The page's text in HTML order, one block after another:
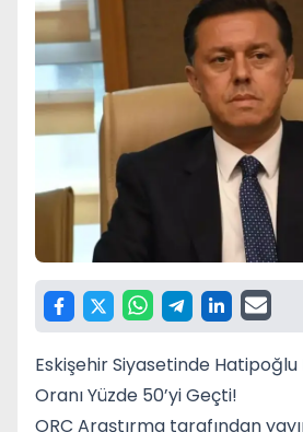
Eskişehir Siyasetinde Hatipoğlu
Oranı Yüzde 50’yi Geçti!
ORC Araştırma tarafından